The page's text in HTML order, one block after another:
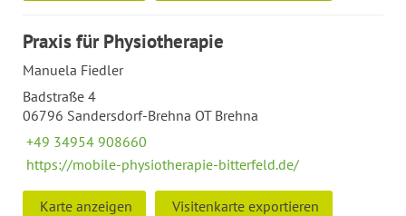
Praxis für Physiotherapie
Manuela Fiedler
Badstraße 4
06796 Sandersdorf-Brehna OT Brehna
+49 34954 908660
https://mobile-physiotherapie-bitterfeld.de/
Karte anzeigen Visitenkarte exportieren